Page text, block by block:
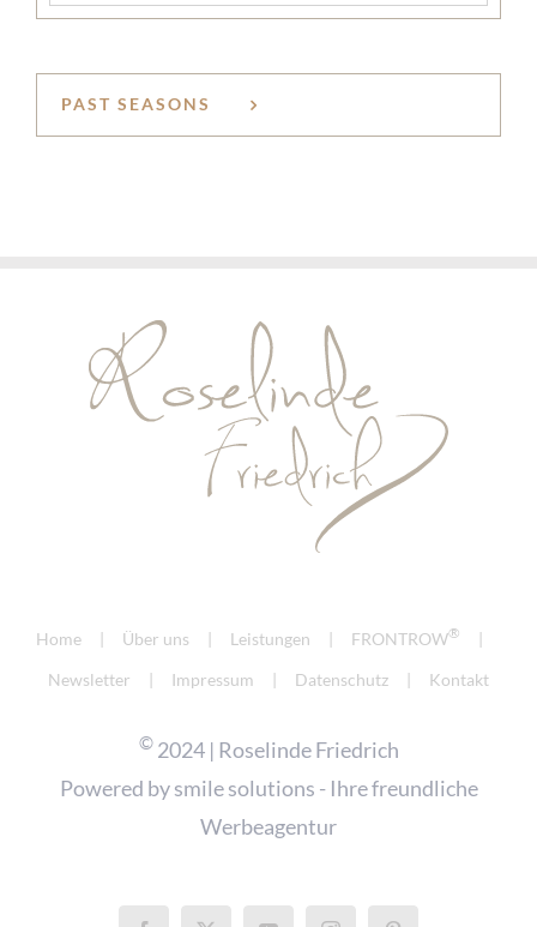
PAST SEASONS
Home Über uns Leistungen FRONTROW®
Newsletter Impressum Datenschutz Kontakt
©2024 | Roselinde Friedrich
Powered bysmile solutions - Ihre freundliche
Werbeagentur